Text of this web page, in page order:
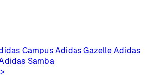
Campus Adidas Gazelle Adidas
Samba